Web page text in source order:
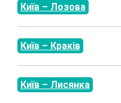
Київ – Лозова
Київ – Краків
Київ – Лисянка